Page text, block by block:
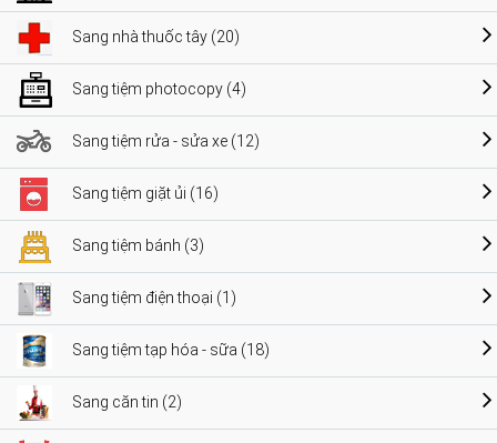
Sang nhà thuốc tây (20)
Sang tiệm photocopy (4)
Sang tiệm rửa - sửa xe (12)
Sang tiệm giặt ủi (16)
Sang tiệm bánh (3)
Sang tiệm điện thoại (1)
Sang tiệm tạp hóa - sữa (18)
Sang căn tin (2)